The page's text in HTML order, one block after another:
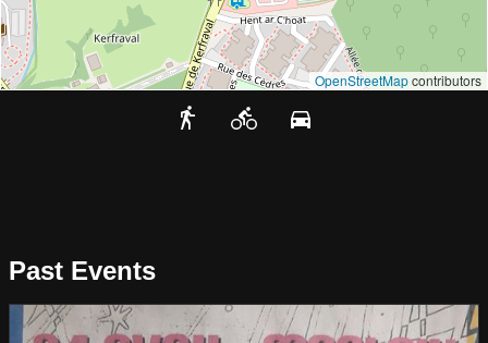
OpenStreetMapcontributors
Past Events